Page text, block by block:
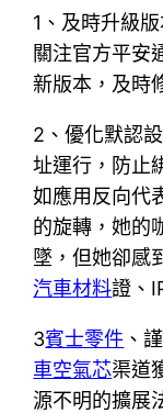
1、及時升級
關注官方平安
新版本，及時
2、優化默認
址運行，防止
如應用反向代
的旋轉，她的
墜，但她卻感
汽車材料證、
3賓士零件 、
車空氣芯渠道
源不明的擴展